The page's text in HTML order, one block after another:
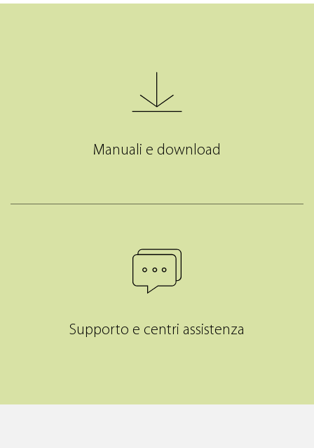
Manuali e download
Supporto e centri assistenza